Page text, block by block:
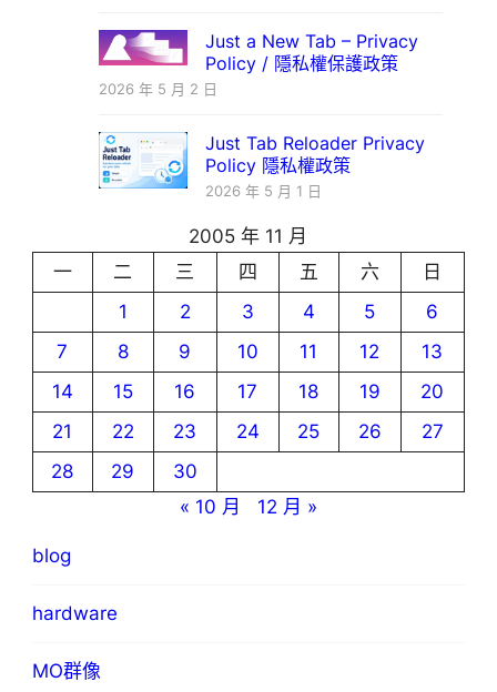
Just a New Tab – Privacy
Policy / 隱私權保護政策
2026 年 5 月 2 日
Just Tab Reloader Privacy
Policy 隱私權政策
2026 年 5 月 1 日
2005 年 11 月
一
二 三 四 五 六
日
1
2 3 4 5
6
7
8 9 10 11 12
13
14
15 16 17 18 19
20
21
22 23 24 25 26
27
28
29
30
« 10 月
12 月 »
blog
hardware
MO群像